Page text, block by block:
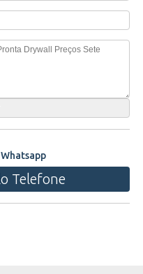
Telefone